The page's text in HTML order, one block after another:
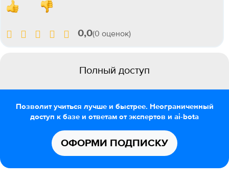
0,0(0 оценок)
Полный доступ
Позволит учиться лучше и быстрее. Неограниченный
доступ к базе и ответам от экспертов и ai-bota
ОФОРМИ ПОДПИСКУ